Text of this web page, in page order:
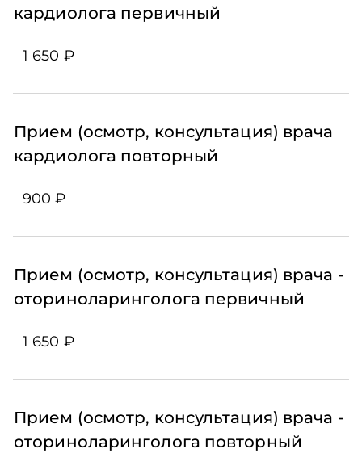
кардиолога первичный
1 650 ₽
Прием (осмотр, консультация) врача
кардиолога повторный
900 ₽
Прием (осмотр, консультация) врача -
оториноларинголога первичный
1 650 ₽
Прием (осмотр, консультация) врача -
оториноларинголога повторный